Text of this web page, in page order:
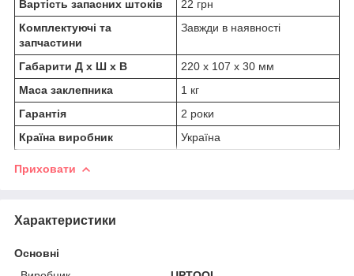
Вартість запасних штоків
22 грн
Комплектуючі та
запчастини
Завжди в наявності
Габарити Д х Ш х В
220 х 107 х 30 мм
Маса заклепника
1 кг
Гарантія
2 роки
Країна виробник
Україна
Приховати
Характеристики
Основні